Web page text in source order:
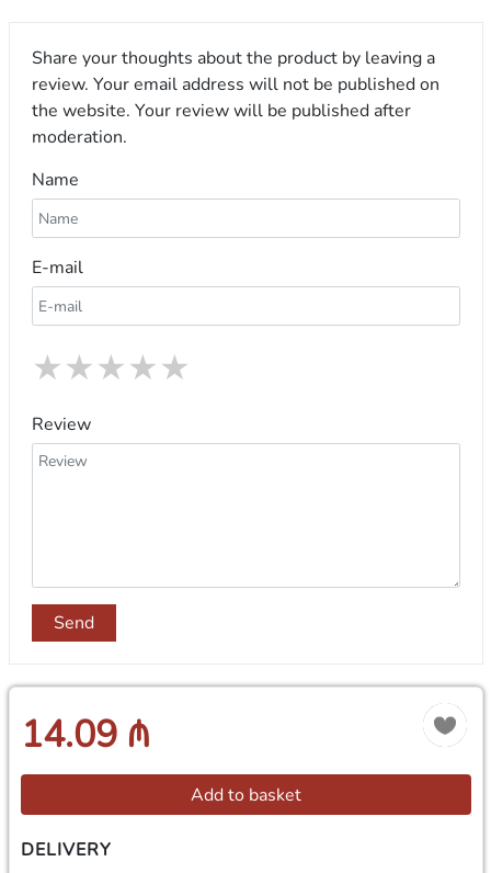
Share your thoughts about the product by leaving a
review. Your email address will not be published on
the website. Your review will be published after
moderation.
Name
E-mail
★
★
★
★
★
Review
Send
14.09 ₼
Add to basket
DELIVERY